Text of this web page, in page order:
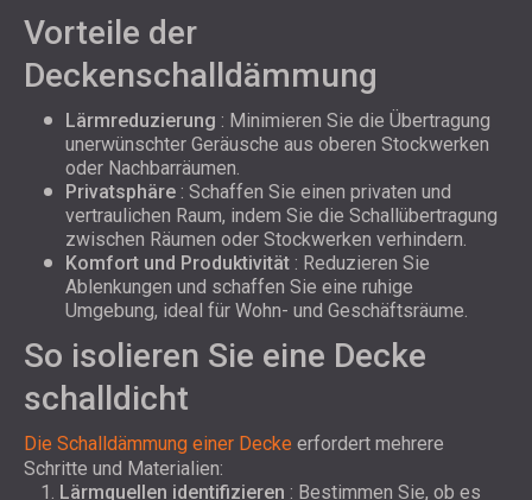
Vorteile der
Deckenschalldämmung
Lärmreduzierung : Minimieren Sie die Übertragung
unerwünschter Geräusche aus oberen Stockwerken
oder Nachbarräumen.
Privatsphäre : Schaffen Sie einen privaten und
vertraulichen Raum, indem Sie die Schallübertragung
zwischen Räumen oder Stockwerken verhindern.
Komfort und Produktivität : Reduzieren Sie
Ablenkungen und schaffen Sie eine ruhige
Umgebung, ideal für Wohn- und Geschäftsräume.
So isolieren Sie eine Decke
schalldicht
Die Schalldämmung einer Decke erfordert mehrere
Schritte und Materialien:
Lärmquellen identifizieren : Bestimmen Sie, ob es